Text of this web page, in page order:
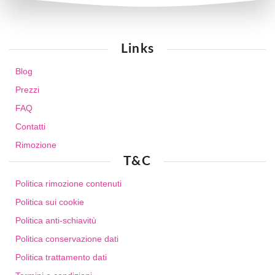
Links
Blog
Prezzi
FAQ
Contatti
Rimozione
T&C
Politica rimozione contenuti
Politica sui cookie
Politica anti-schiavitù
Politica conservazione dati
Politica trattamento dati